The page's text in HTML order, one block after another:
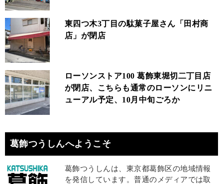
東四つ木3丁目の駄菓子屋さん「田村商
店」が閉店
ローソンストア100 葛飾東堀切二丁目店
が閉店、こちらも通常のローソンにリニ
ューアル予定、10月中旬ごろか
葛飾つうしんへようこそ
葛飾つうしんは、東京都葛飾区の地域情報
を発信しています。普通のメディアでは取